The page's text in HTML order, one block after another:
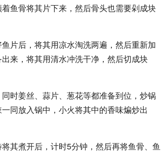
鱼骨将其片下来，然后骨头也需要剁成块
片后，将其用凉水淘洗两遍，然后重新加
来，将其用清水冲洗干净，然后切成块
时姜丝、蒜片、葱花等都准备到位，炒锅
同放入锅中，小火将其中的香味煸炒出
其煮开后，计时5分钟，然后再将鱼骨、鱼